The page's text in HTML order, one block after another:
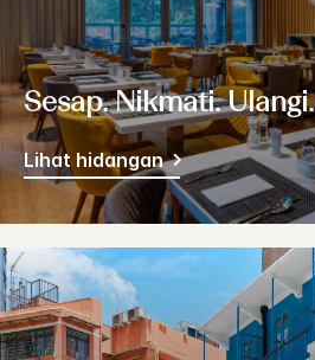
Sesap. Nikmati. Ulangi.
Lihat hidangan